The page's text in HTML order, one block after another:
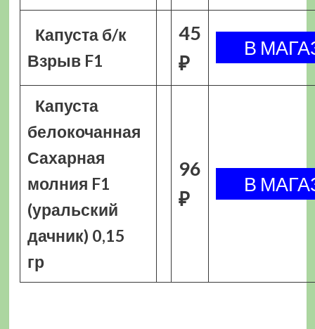
Капуста б/к
Взрыв F1
45
₽
Капуста
белокочанная
Сахарная
молния F1
(уральский
дачник) 0,15
гр
96
₽